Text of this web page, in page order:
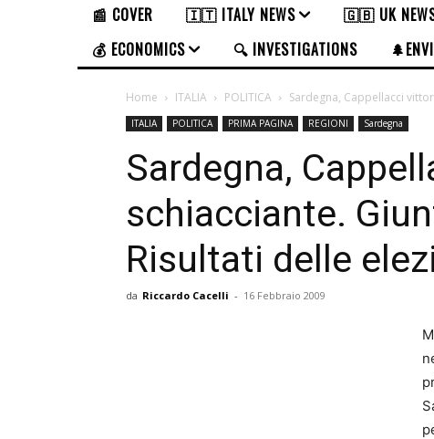
📰 COVER 🇮🇹 ITALY NEWS 🇬🇧 UK
💰 ECONOMICS
🔍 INVESTIGATIONS
Home ITALIA POLITICA Sardegna, Cappellacci
ITALIA POLITICA PRIMA PAGINA REGIONI Sardegna
Sardegna,
schiacciante.
Risultati delle
da Riccardo Cacelli - 16 Febbraio 2009